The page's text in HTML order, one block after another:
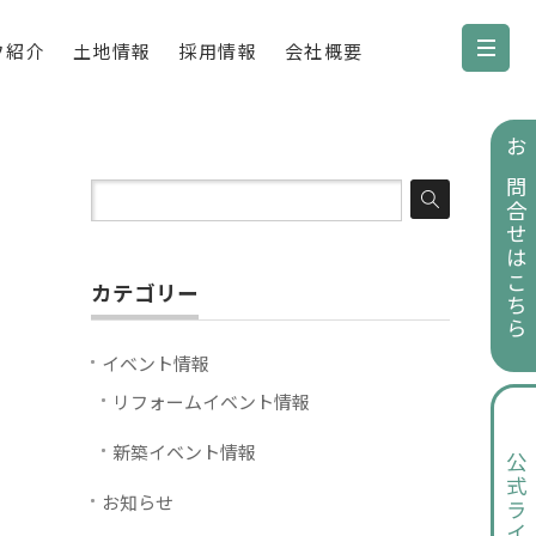
介 土地情報 採用情報 会社概要
お問合せはこちら
公式ライン
カテゴリー
イベント情報
リフォームイベント情報
新築イベント情報
お知らせ